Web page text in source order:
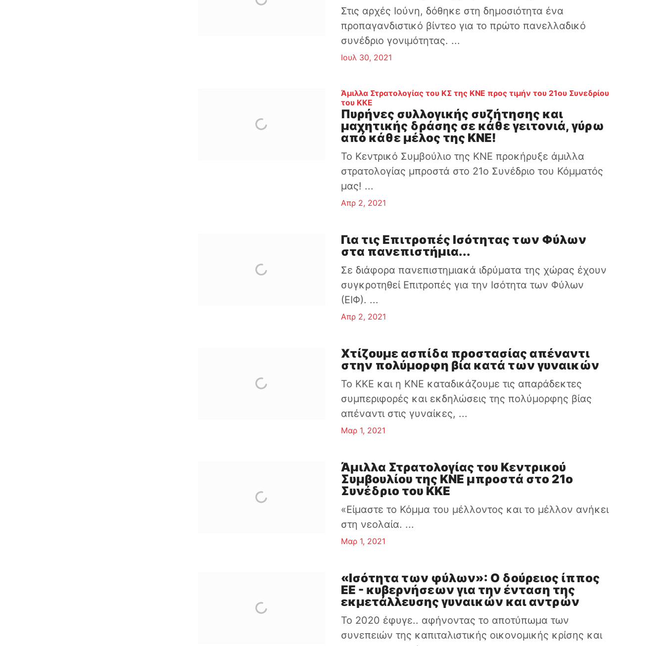
Στις αρχές Ιούνη, δόθηκε στη δημοσιότητα ένα
προπαγανδιστικό βίντεο για το πρώτο πανελλαδικό
συνέδριο γονιμότητας. ...
Ιουλ 30, 2021
Άμιλλα Στρατολογίας του ΚΣ της ΚΝΕ προς τιμήν του 21ου Συνεδρίου
του ΚΚΕ
Πυρήνες συλλογικής συζήτησης και
μαχητικής δράσης σε κάθε γειτονιά, γύρω
από κάθε μέλος της ΚΝΕ!
Το Κεντρικό Συμβούλιο της ΚΝΕ προκήρυξε άμιλλα
στρατολογίας μπροστά στο 21ο Συνέδριο του Κόμματός
μας! ...
Απρ 2, 2021
Για τις Επιτροπές Ισότητας των Φύλων
στα πανεπιστήμια...
Σε διάφορα πανεπιστημιακά ιδρύματα της χώρας έχουν
συγκροτηθεί Επιτροπές για την Ισότητα των Φύλων
(ΕΙΦ). ...
Απρ 2, 2021
Χτίζουμε ασπίδα προστασίας απέναντι
στην πολύμορφη βία κατά των γυναικών
Το ΚΚΕ και η ΚΝΕ καταδικάζουμε τις απαράδεκτες
συμπεριφορές και εκδηλώσεις της πολύμορφης βίας
απέναντι στις γυναίκες, ...
Μαρ 1, 2021
Άμιλλα Στρατολογίας του Κεντρικού
Συμβουλίου της ΚΝΕ μπροστά στο 21ο
Συνέδριο του ΚΚΕ
«Είμαστε το Κόμμα του μέλλοντος και το μέλλον ανήκει
στη νεολαία. ...
Μαρ 1, 2021
«Ισότητα των φύλων»: Ο δούρειος ίππος
ΕΕ - κυβερνήσεων για την ένταση της
εκμετάλλευσης γυναικών και αντρών
Το 2020 έφυγε.. αφήνοντας το αποτύπωμα των
συνεπειών της καπιταλιστικής οικονομικής κρίσης και